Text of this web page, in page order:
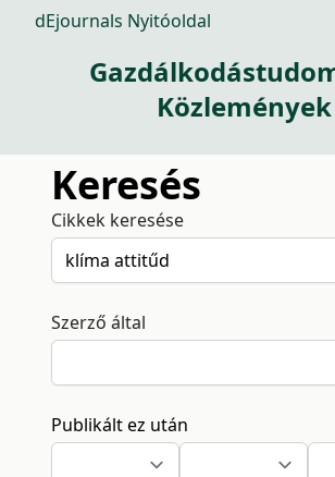
dEjournals Nyitóoldal
Közlemények
Keresés
Cikkek keresése
Szerző által
Publikált ez után